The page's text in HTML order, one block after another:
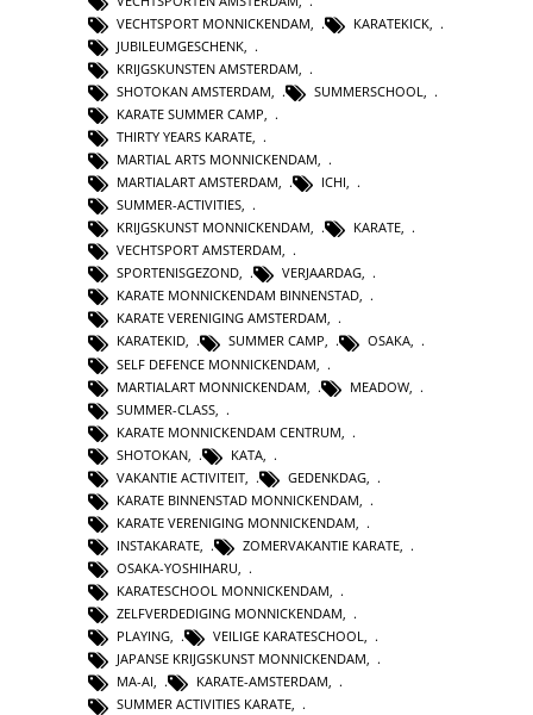
VECHTSPORT MONNICKENDAM
KARATEKICK
JUBILEUMGESCHENK
KRIJGSKUNSTEN AMSTERDAM
SHOTOKAN AMSTERDAM
SUMMERSCHOOL
KARATE SUMMER CAMP
THIRTY YEARS KARATE
MARTIAL ARTS MONNICKENDAM
MARTIALART AMSTERDAM, ICHI,
SUMMER-ACTIVITIES,
KRIJGSKUNST MONNICKENDAM, KARATE,
VECHTSPORT AMSTERDAM,
SPORTENISGEZOND, VERJAARDAG,
KARATE MONNICKENDAM BINNENSTAD,
KARATE VERENIGING AMSTERDAM,
KARATEKID, SUMMER CAMP, OSAKA,
SELF DEFENCE MONNICKENDAM
MARTIALART MONNICKENDAM
MEADOW
SUMMER-CLASS
KARATE MONNICKENDAM CENTRUM
SHOTOKAN
KATA
VAKANTIE ACTIVITEIT
GEDENKDAG
KARATE BINNENSTAD MONNICKENDAM
KARATE VERENIGING MONNICKENDAM
INSTAKARATE, ZOMERVAKANTIE KARATE,
OSAKA-YOSHIHARU,
KARATESCHOOL MONNICKENDAM,
ZELFVERDEDIGING MONNICKENDAM,
PLAYING, VEILIGE KARATESCHOOL,
JAPANSE KRIJGSKUNST MONNICKENDAM,
MA-AI, KARATE-AMSTERDAM,
SUMMER ACTIVITIES KARATE,